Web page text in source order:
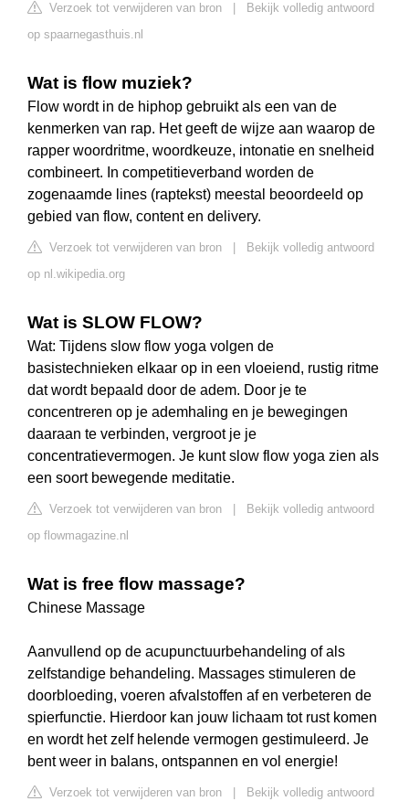
Verzoek tot verwijderen van bron
Bekijk volledig antwoord
op spaarnegasthuis.nl
Wat is flow muziek?
Flow wordt in de hiphop gebruikt als een van de
kenmerken van rap. Het geeft de wijze aan waarop de
rapper woordritme, woordkeuze, intonatie en snelheid
combineert. In competitieverband worden de
zogenaamde lines (raptekst) meestal beoordeeld op
gebied van flow, content en delivery.
Verzoek tot verwijderen van bron
Bekijk volledig antwoord
op nl.wikipedia.org
Wat is SLOW FLOW?
Wat: Tijdens slow flow yoga volgen de
basistechnieken elkaar op in een vloeiend, rustig ritme
dat wordt bepaald door de adem. Door je te
concentreren op je ademhaling en je bewegingen
daaraan te verbinden, vergroot je je
concentratievermogen. Je kunt slow flow yoga zien als
een soort bewegende meditatie.
Verzoek tot verwijderen van bron
Bekijk volledig antwoord
op flowmagazine.nl
Wat is free flow massage?
Chinese Massage
Aanvullend op de acupunctuurbehandeling of als
zelfstandige behandeling. Massages stimuleren de
doorbloeding, voeren afvalstoffen af en verbeteren de
spierfunctie. Hierdoor kan jouw lichaam tot rust komen
en wordt het zelf helende vermogen gestimuleerd. Je
bent weer in balans, ontspannen en vol energie!
Verzoek tot verwijderen van bron
Bekijk volledig antwoord